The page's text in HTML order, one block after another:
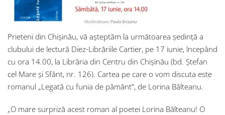
Prieteni din Chișinău, vă așteptăm la următoarea ședință a
clubului de lectură Diez-Librăriile Cartier, pe 17 iunie, începând
cu ora 14.00, la Librăria din Centru din Chișinău (bd. Ștefan
cel Mare și Sfânt, nr. 126). Cartea pe care o vom discuta este
romanul „Legată cu funia de pământ”, de Lorina Bălteanu.
„O mare surpriză acest roman al poetei Lorina Bălteanu! O